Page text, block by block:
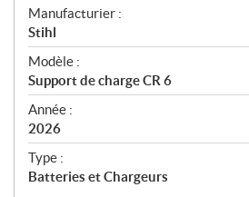
S
p
é
c
i
f
i
c
a
Manufacturier :
Stihl
Modèle :
Support de charge CR 6
Année :
2026
Type :
Batteries et Chargeurs